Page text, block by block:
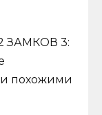
ЗАМКОВ 3:
похожими